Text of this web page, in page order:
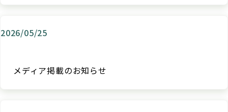
2026/05/25
メディア掲載のお知らせ